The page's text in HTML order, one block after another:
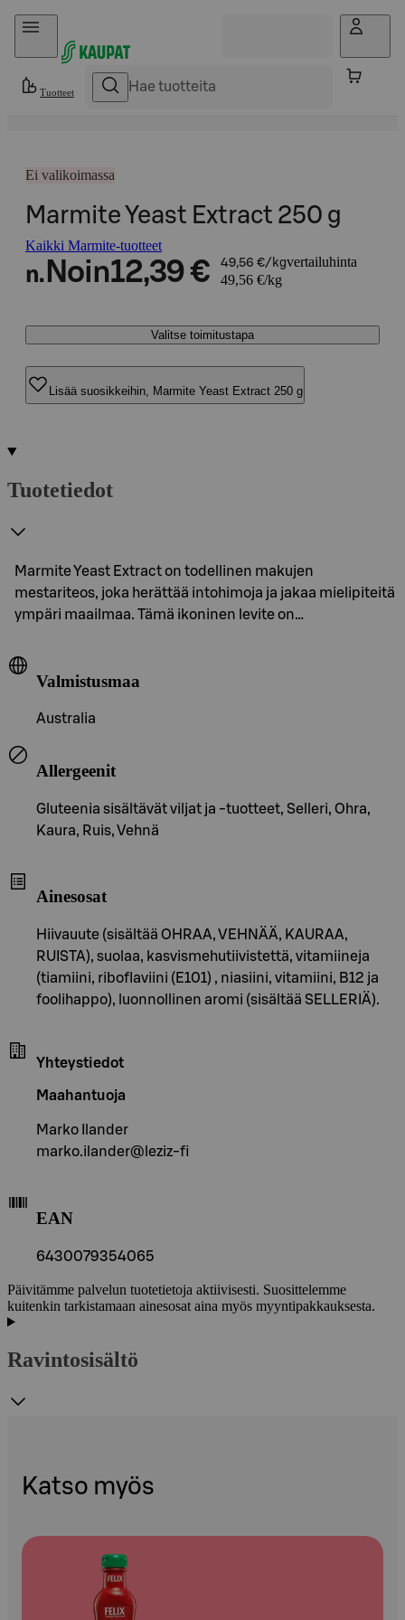
Hyppää sisältöön
Tuotteet
Ei valikoimassa
Marmite Yeast Extract 250 g
Kaikki Marmite-tuotteet
n. Noin12,39 € 49,56 €/kgvertailuhinta
49,56 €/kg
Valitse toimitustapa
Lisää suosikkeihin, Marmite Yeast Extract 250 g
Tuotetiedot
Marmite Yeast Extract on todellinen makujen
mestariteos, joka herättää intohimoja ja jakaa mielipiteitä
ympäri maailmaa. Tämä ikoninen levite on…
Valmistusmaa
Australia
Allergeenit
Gluteenia sisältävät viljat ja -tuotteet, Selleri, Ohra,
Kaura, Ruis, Vehnä
Ainesosat
Hiivauute (sisältää OHRAA, VEHNÄÄ, KAURAA,
RUISTA), suolaa, kasvismehutiivistettä, vitamiineja
(tiamiini, riboflaviini (E101) , niasiini, vitamiini, B12 ja
foolihappo), luonnollinen aromi (sisältää SELLERIÄ).
Yhteystiedot
Maahantuoja
Marko Ilander
marko.ilander@leziz-fi
EAN
6430079354065
Päivitämme palvelun tuotetietoja aktiivisesti. Suosittelemme
kuitenkin tarkistamaan ainesosat aina myös myyntipakkauksesta.
Ravintosisältö
Katso myös